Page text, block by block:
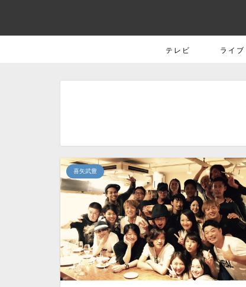
テレビ ライブ
喜矢武豊